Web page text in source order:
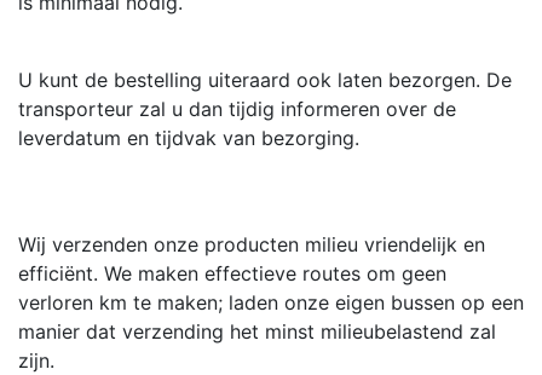
U kunt de bestelling uiteraard ook laten bezorgen. De
transporteur zal u dan tijdig informeren over de
leverdatum en tijdvak van bezorging.
Wij verzenden onze producten milieu vriendelijk en
efficiënt. We maken effectieve routes om geen
verloren km te maken; laden onze eigen bussen op een
manier dat verzending het minst milieubelastend zal
zijn.